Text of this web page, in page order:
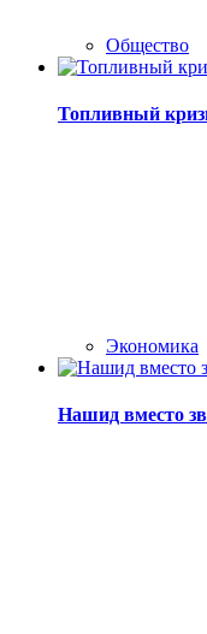
Общество
Топливный
Экономика
Нашид вместо